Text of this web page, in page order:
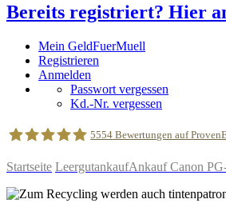
Bereits registriert? Hier
Mein GeldFuerMuell
Registrieren
Anmelden
Passwort vergessen
Kd.-Nr. vergessen
5554 Bewertungen auf
Startseite LeergutankaufAnkauf Canon